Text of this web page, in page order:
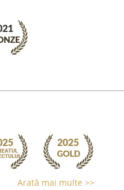
Arată mai multe >>